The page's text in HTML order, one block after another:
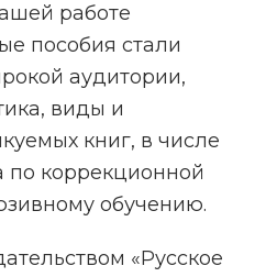
работе
пособия стали
аудитории,
виды и
книг, в числе
по коррекционной
обучению.
«Русское